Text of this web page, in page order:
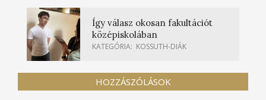
Így válasz okosan fakultációt
középiskolában
KATEGÓRIA: KOSSUTH-DIÁK
HOZZÁSZÓLÁSOK